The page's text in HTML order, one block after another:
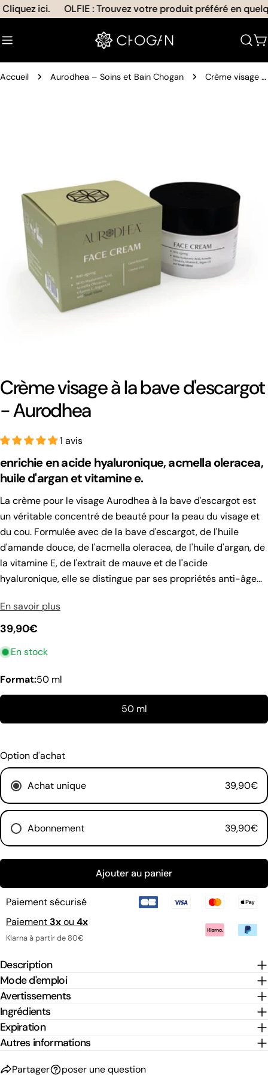
Aller
contenu
ici. OLFIE : Trouvez votre produit préféré en
Accueil Aurodhea – Soins et Bain Chogan Crème visage à la bave d'escargot - Aurodhea
Crème visage à la bave d'escargot
- Aurodhea
1 avis
enrichie en acide hyaluronique, acmella oleracea,
huile d'argan et vitamine e.
La crème pour le visage Aurodhea à la bave d'escargot est
un véritable concentré de beauté pour la peau du visage et
du cou. Formulée avec de la bave d'escargot, de l'huile
d'amande douce, de l'acmella oleracea, de l'huile d'argan, de
la vitamine E, de l'extrait de mauve et de l'acide
hyaluronique, elle se distingue par ses propriétés anti-âge...
En savoir plus
Prix
habituel
39,90€
En stock
Format:50 ml
50 ml
Option d'achat
Achat unique 39,90€
Abonnement 39,90€
Tous les mois
Tous les 2 mois
Tous les 3 mois
Ajouter au panier
Paiement sécurisé
Paiement3xou 4x
Klarna à partir de 80€
Description
Mode d'emploi
Avertissements
Ingrédients
Expiration
Autres informations
Partager
Copie
sur
poser une question
nom
Votre
email
message